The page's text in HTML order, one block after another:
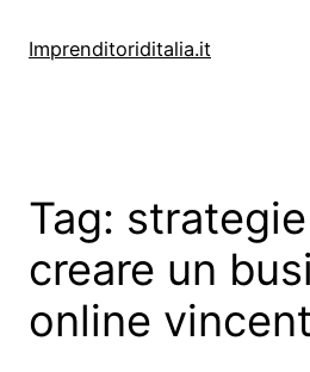
Imprenditoriditalia.it
Tag:
creare un
online